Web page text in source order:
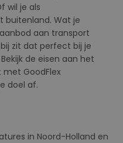
wil je als
Wat je
aan transport
zit dat perfect bij je
de eisen aan het
met GoodFlex
doel af.
in Noord-Holland en